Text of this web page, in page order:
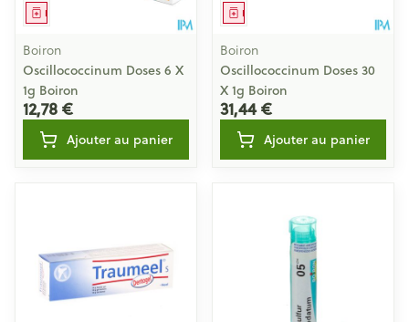
Médicament
Boiron
Oscillococcinum Doses 6 X
1g Boiron
12,78 €
Ajouter au panier
Médicament
Boiron
Oscillococcinum Doses 30
X 1g Boiron
31,44 €
Ajouter au panier